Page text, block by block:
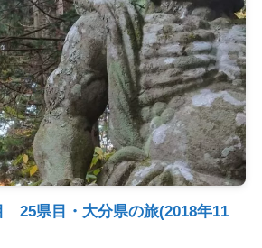
25県目・大分県の旅(2018年11